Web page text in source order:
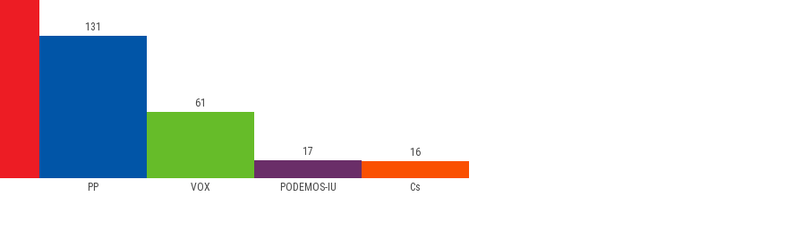
PP VOX PODEMOS-IU Cs
131
61
17 16